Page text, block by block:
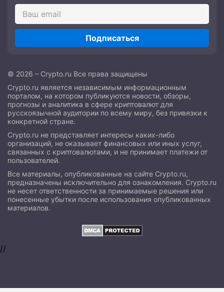
Подписаться
© 2026 – Crypto.ru Все права защищены
Crypto.ru является независимым информационным
порталом, на котором публикуются новости, обзоры,
прогнозы и аналитика в сфере криптовалют для
русскоязычной аудитории по всему миру, без привязки к
конкретной стране.
Crypto.ru не представляет интересы каких-либо
организаций, не оказывает финансовых или иных услуг,
связанных с криптовалютами, и не принимает платежи от
пользователей.
Все материалы, опубликованные на сайте Crypto.ru,
предназначены исключительно для ознакомления. Crypto.ru
не несет ответственности за принимаемые решения или
понесенные убытки после использования опубликованных
материалов.
//